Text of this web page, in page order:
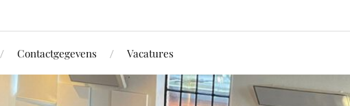
Contactgegevens Vacatures